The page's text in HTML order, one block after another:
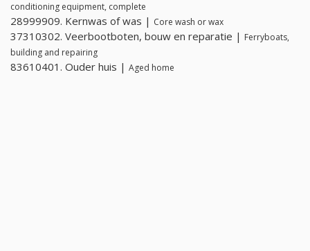
conditioning equipment, complete
28999909. Kernwas of was | Core wash or wax
37310302. Veerbootboten, bouw en reparatie | Ferryboats,
building and repairing
83610401. Ouder huis | Aged home